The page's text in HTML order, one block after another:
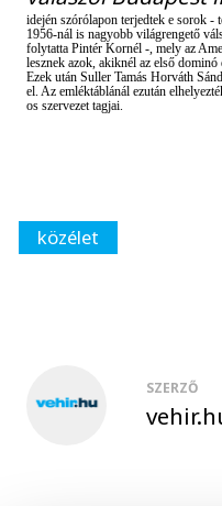
idején szórólapon terjedtek e sorok -
1956-nál is nagyobb világrengető
folytatta Pintér Kornél -, mely az
lesznek azok, akiknél az első
Ezek után Suller Tamás Horváth
el. Az emléktáblánál ezután
os szervezet tagjai.
közélet
SZERZŐ